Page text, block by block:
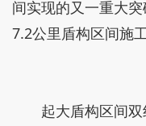
间实现的又一重大
7.2公里盾构区间施
起大盾构区间